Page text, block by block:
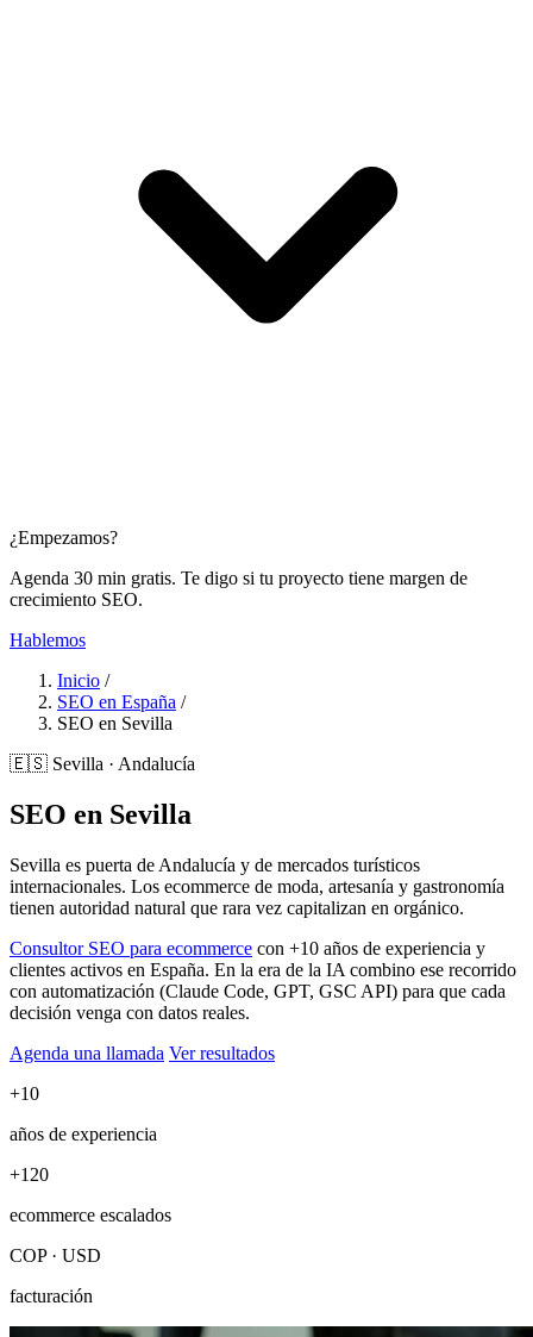
¿Empezamos?
Agenda 30 min gratis. Te digo si tu proyecto tiene margen de
crecimiento SEO.
Hablemos
Inicio /
SEO en España /
SEO en Sevilla
🇪🇸 Sevilla · Andalucía
SEO en Sevilla
Sevilla es puerta de Andalucía y de mercados turísticos
internacionales. Los ecommerce de moda, artesanía y gastronomía
tienen autoridad natural que rara vez capitalizan en orgánico.
Consultor SEO para ecommerce con +10 años de experiencia y
clientes activos en España. En la era de la IA combino ese recorrido
con automatización (Claude Code, GPT, GSC API) para que cada
decisión venga con datos reales.
Agenda una llamada Ver resultados
+10
años de experiencia
+120
ecommerce escalados
COP · USD
facturación